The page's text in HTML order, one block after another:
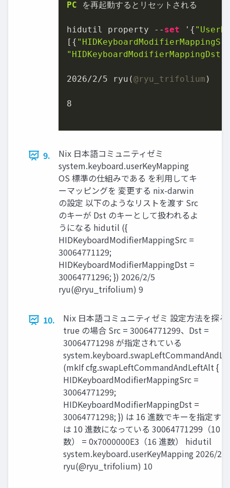
PC を再起動するとリセットされる
hidutil property -- set '{
[{
"HIDKeyboardModifierMappingDst"
2026/2/5 ryu(@ryu_trifolium )
8
9.
Nix 日本語コミュニティゼミ
system.keyboard.userKeyMapping
OS 標準の仕組みである を利用してキ
ーマッピングを 変更する nix-darwin
の設定 以下のようなリストを渡す Src
のキーが Dst のキーとして扱われるよ
うになる hidutil ({
HIDKeyboardModifierMappingSrc =
30064771129;
HIDKeyboardModifierMappingDst =
30064771296; }) 2026/2/5
ryu(@ryu_trifolium) 9
10.
Nix 日本語コミュニティゼミ 設定方法を探る
true の場合 Src = 30064771299、Dst =
30064771298 が指定されている
(mkIf cfg.swapLeftCommandAndLeftAlt {
HIDKeyboardModifierMappingSrc =
30064771299;
HIDKeyboardModifierMappingDst =
30064771298; }) は 16 進数でキーを指定す
は 10 進数になっている 30064771299（10 進
数） = 0x7000000E3（16 進数） hidutil
system.keyboard.userKeyMapping 2026/2/5
ryu(@ryu_trifolium) 10